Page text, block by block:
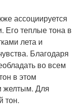
ассоциируется
Его теплые тона в
лета и
Благодаря
во всем
в этом
желтым. Для
тон.